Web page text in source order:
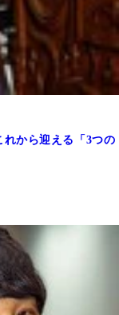
から迎える「3つの